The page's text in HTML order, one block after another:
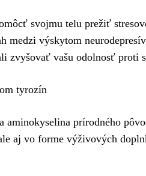
svojmu telu prežiť
medzi výskytom
zvyšovať vašu odolnosť proti
tyrozín
aminokyselina prírodného
aj vo forme výživových